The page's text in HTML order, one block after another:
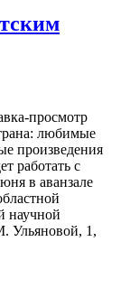
просмотр
любимые
произведения
работать с
в аванзале
научной
Ульяновой, 1,